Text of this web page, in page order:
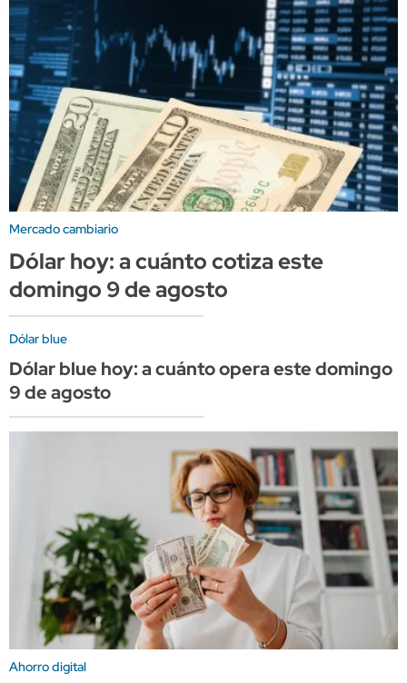
Mercado cambiario
Dólar hoy: a cuánto cotiza este
domingo 9 de agosto
Dólar blue
Dólar blue hoy: a cuánto opera este domingo
9 de agosto
Ahorro digital